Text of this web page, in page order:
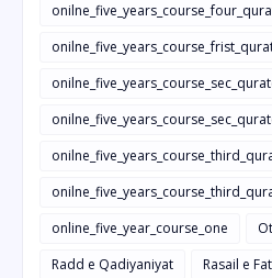
online_five_year_course_one
Radd e Qadiyaniyat
Rasail e